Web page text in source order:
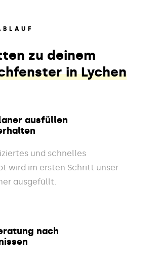
zu deinem
in Lychen
ausfüllen
und schnelles
wird im ersten Schritt unser
ausgefüllt.
nach